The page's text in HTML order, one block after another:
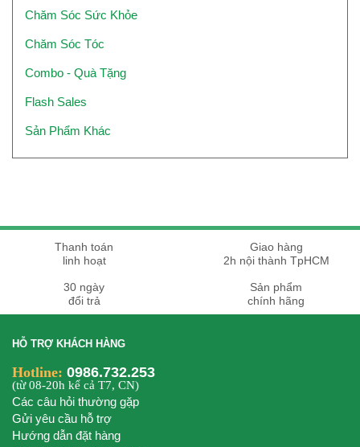
Chăm Sóc Sức Khỏe
Chăm Sóc Tóc
Combo - Quà Tặng
Flash Sales
Sản Phẩm Khác
Thanh toán
linh hoạt
Giao hàng
2h nội thành TpHCM
30 ngày
đổi trả
Sản phẩm
chính hãng
HỖ TRỢ KHÁCH HÀNG
Hotline: 0986.732.253
(từ 08-20h kể cả T7, CN)
Các câu hỏi thường gặp
Gửi yêu cầu hỗ trợ
Hướng dẫn đặt hàng